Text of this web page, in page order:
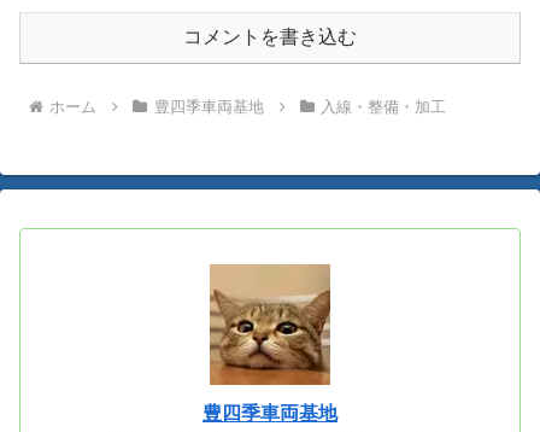
コメントを書き込む
ホーム 豊四季車両基地 入線・整備・加工
豊四季車両基地